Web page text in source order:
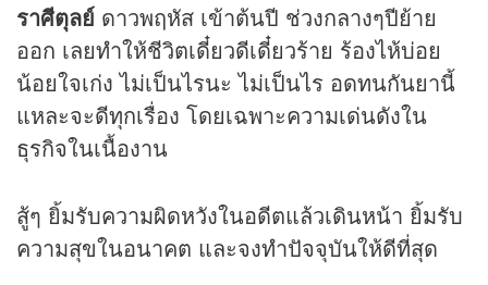
ราศีตุลย์ ดาวพฤหัส เข้าต้นปี ช่วงกลางๆปีย้าย
ออก เลยทำให้ชีวิตเดี๋ยวดีเดี๋ยวร้าย ร้องไห้บ่อย
น้อยใจเก่ง ไม่เป็นไรนะ ไม่เป็นไร อดทนกันยานี้
แหละจะดีทุกเรื่อง โดยเฉพาะความเด่นดังใน
ธุรกิจในเนื้องาน
สู้ๆ ยิ้มรับความผิดหวังในอดีตแล้วเดินหน้า ยิ้มรับ
ความสุขในอนาคต และจงทำปัจจุบันให้ดีที่สุด